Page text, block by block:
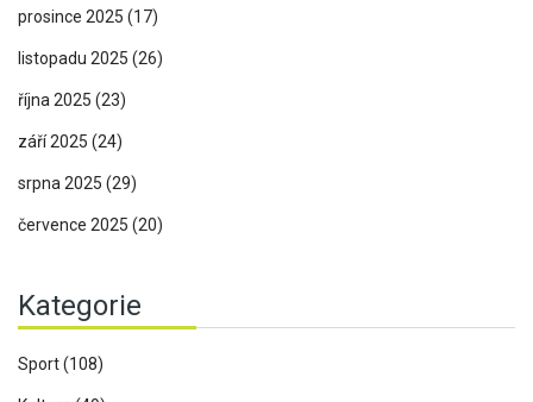
prosince 2025 (17)
listopadu 2025 (26)
října 2025 (23)
září 2025 (24)
srpna 2025 (29)
července 2025 (20)
Kategorie
Sport(108)